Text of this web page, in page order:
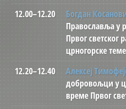
12.00–12.20
Богдан
Православља у
Првог светског
црногорске теме
12.20–12.40
Алексеј
добровољци у
време Првог